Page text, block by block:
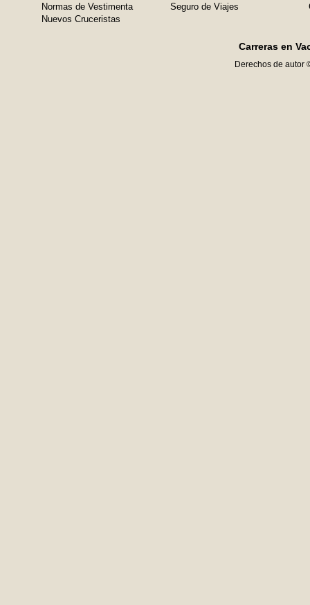
Normas de Vestimenta
Nuevos Cruceristas
Seguro de Viajes
Carreras en
Derechos de autor